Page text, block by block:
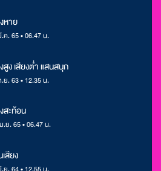
หาย
ค. 65 • 06.47 น.
สูง เสียงต่ำ แสนสนุก
ย. 63 • 12.35 น.
สะท้อน
.ย. 65 • 06.47 น.
สียง